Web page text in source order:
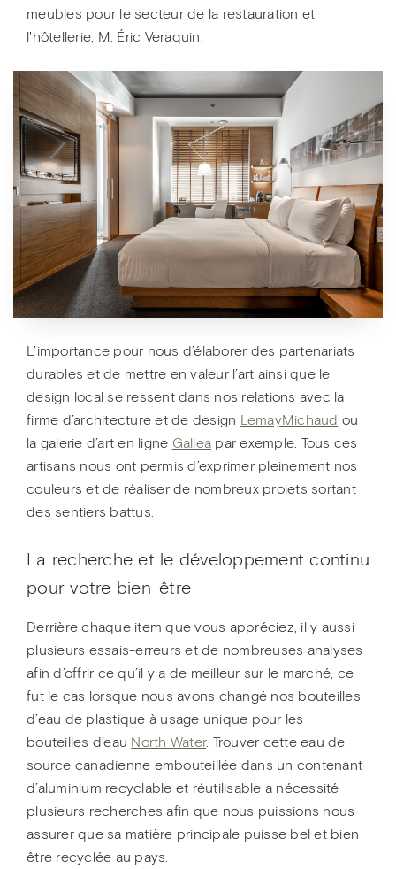
meubles pour le secteur de la restauration et
l'hôtellerie, M. Éric Veraquin.
L’importance pour nous d’élaborer des partenariats
durables et de mettre en valeur l’art ainsi que le
design local se ressent dans nos relations avec la
firme d’architecture et de design
LemayMichaud ou
la galerie d’art en ligne Gallea par exemple. Tous ces
artisans nous ont permis d’exprimer pleinement nos
couleurs et de réaliser de nombreux projets sortant
des sentiers battus.
La recherche et le développement continu
pour votre bien-être
Derrière chaque item que vous appréciez, il y aussi
plusieurs essais-erreurs et de nombreuses analyses
afin d’offrir ce qu’il y a de meilleur sur le marché, ce
fut le cas lorsque nous avons changé nos bouteilles
d’eau de plastique à usage unique pour les
bouteilles d’eau North Water. Trouver cette eau de
source canadienne embouteillée dans un contenant
d’aluminium recyclable et réutilisable a nécessité
plusieurs recherches afin que nous puissions nous
assurer que sa matière principale puisse bel et bien
être recyclée au pays.